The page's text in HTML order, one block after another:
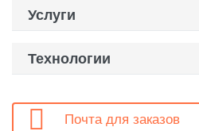
Услуги
Технологии
 Почта для заказов